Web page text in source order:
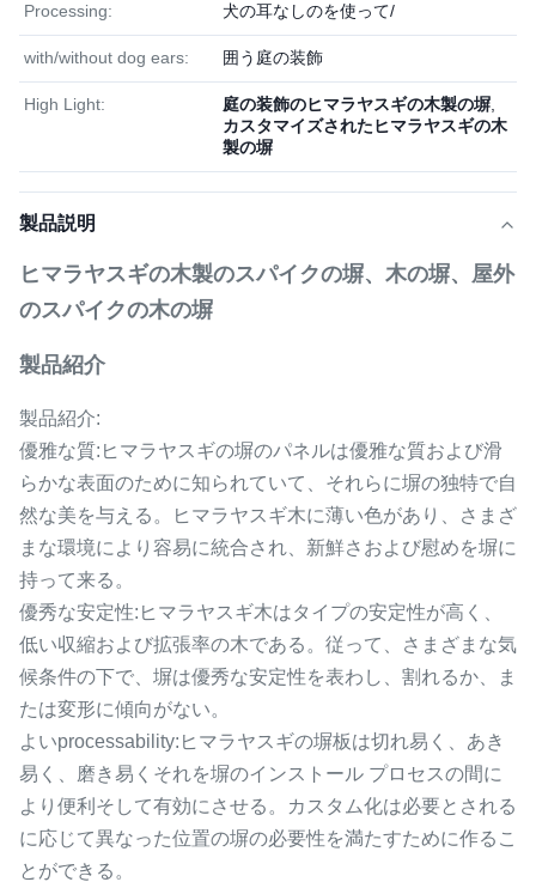
Processing: 犬の耳なしのを使って/
with/without dog ears: 囲う庭の装飾
High Light: 庭の装飾のヒマラヤスギの木製の塀
カスタマイズされたヒマラヤスギの木
製の塀
製品説明
ヒマラヤスギの木製のスパイクの塀、木の塀、屋外
のスパイクの木の塀
製品紹介
製品紹介:
優雅な質:ヒマラヤスギの塀のパネルは優雅な質および滑
らかな表面のために知られていて、それらに塀の独特で自
然な美を与える。ヒマラヤスギ木に薄い色があり、さまざ
まな環境により容易に統合され、新鮮さおよび慰めを塀に
持って来る。
優秀な安定性:ヒマラヤスギ木はタイプの安定性が高く、
低い収縮および拡張率の木である。従って、さまざまな気
候条件の下で、塀は優秀な安定性を表わし、割れるか、ま
たは変形に傾向がない。
よいprocessability:ヒマラヤスギの塀板は切れ易く、あき
易く、磨き易くそれを塀のインストール プロセスの間に
より便利そして有効にさせる。カスタム化は必要とされる
に応じて異なった位置の塀の必要性を満たすために作るこ
とができる。